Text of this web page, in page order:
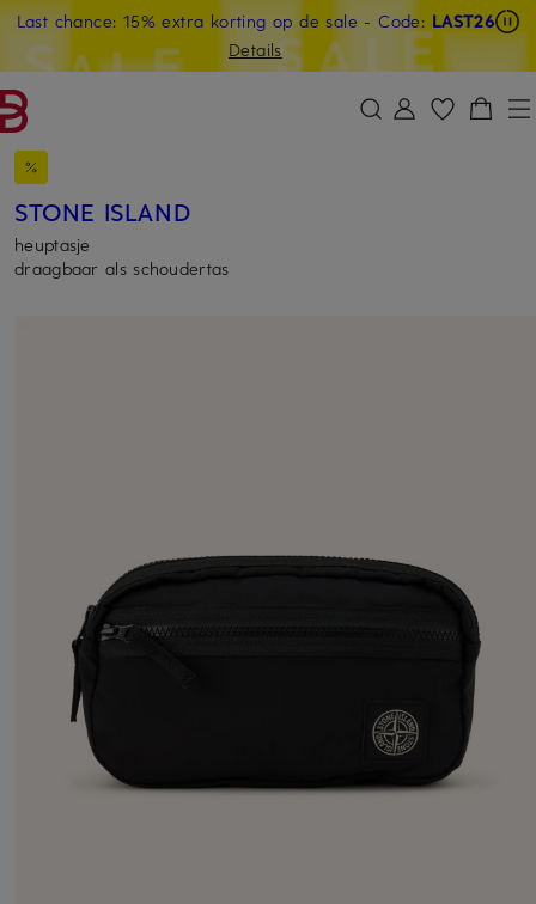
GA NAAR ZOEKEN
Last chance: 15% extra korting op de sale - Code: LAST26
Details
STONE ISLAND
heuptasje
draagbaar als schoudertas